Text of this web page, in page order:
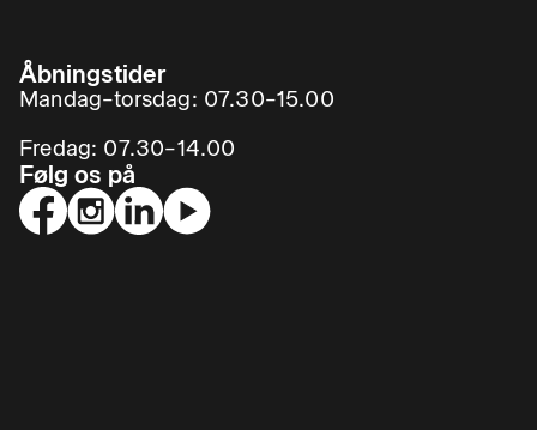
Åbningstider
Mandag–torsdag: 07.30–15.00
Fredag: 07.30–14.00
Følg os på